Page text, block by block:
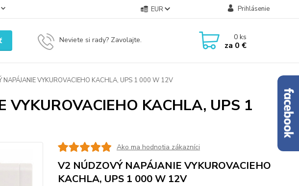
EUR Prihlásenie
Neviete si rady? Zavolajte. 0ks
za 0 €
NAPÁJANIE VYKUROVACIEHO KACHLA, UPS 1 000 W 12V
VYKUROVACIEHO KACHLA, UPS 1
Ako ma hodnotia zákazníci
V2 NÚDZOVÝ NAPÁJANIE VYKUROVACIEHO
KACHLA, UPS 1 000 W 12V